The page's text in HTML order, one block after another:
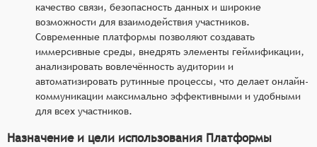
качество связи, безопасность данных и широкие
возможности для взаимодействия участников.
Современные платформы позволяют создавать
иммерсивные среды, внедрять элементы геймификации,
анализировать вовлечённость аудитории и
автоматизировать рутинные процессы, что делает онлайн-
коммуникации максимально эффективными и удобными
для всех участников.
Назначение и цели использования Платформы